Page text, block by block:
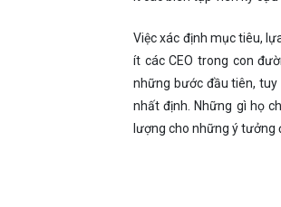
Việc xác định mục tiêu,
ít các CEO trong con
những bước đầu tiên,
nhất định. Những gì họ
lượng cho những ý tưởng